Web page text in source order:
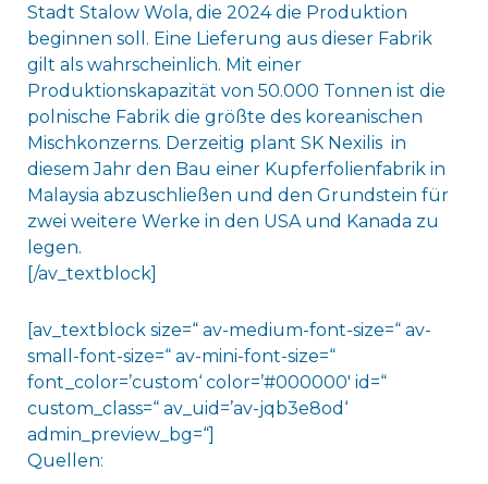
Stadt Stalow Wola, die 2024 die Produktion
beginnen soll. Eine Lieferung aus dieser Fabrik
gilt als wahrscheinlich. Mit einer
Produktionskapazität von 50.000 Tonnen ist die
polnische Fabrik die größte des koreanischen
Mischkonzerns. Derzeitig plant SK Nexilis in
diesem Jahr den Bau einer Kupferfolienfabrik in
Malaysia abzuschließen und den Grundstein für
zwei weitere Werke in den USA und Kanada zu
legen.
[/av_textblock]
[av_textblock size=“ av-medium-font-size=“ av-
small-font-size=“ av-mini-font-size=“
font_color=’custom‘ color=’#000000′ id=“
custom_class=“ av_uid=’av-jqb3e8od‘
admin_preview_bg=“]
Quellen: